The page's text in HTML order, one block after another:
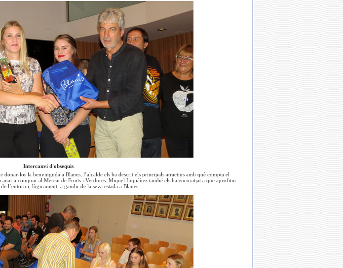
Intercanvi d'obsequis
los la benvinguda a Blanes, l’alcalde els ha descrit els principals atractius amb què compta el
a comprar al Mercat de Fruits i Verdures. Miquel Lupiáñez també els ha encoratjat a que aprofitin
l’entorn i, lògicament, a gaudir de la seva estada a Blanes.